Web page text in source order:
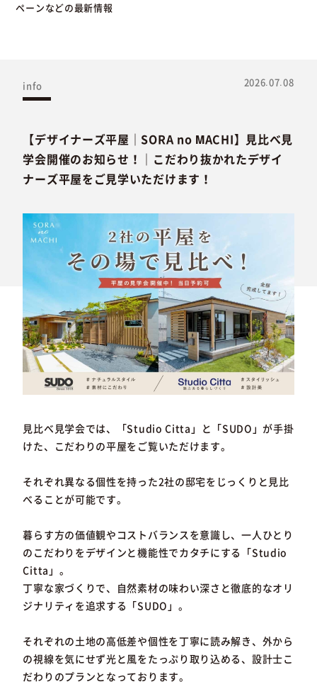
ペーンなどの最新情報
info 2026.07.08
【デザイナーズ平屋｜SORA no MACHI】見比べ見
学会開催のお知らせ！｜こだわり抜かれたデザイ
ナーズ平屋をご見学いただけます！
見比べ見学会では、「Studio Citta」と「SUDO」が手掛
けた、こだわりの平屋をご覧いただけます。
それぞれ異なる個性を持った2社の邸宅をじっくりと見比
べることが可能です。
暮らす方の価値観やコストバランスを意識し、一人ひとり
のこだわりをデザインと機能性でカタチにする「Studio
Citta」。
丁寧な家づくりで、自然素材の味わい深さと徹底的なオリ
ジナリティを追求する「SUDO」。
それぞれの土地の高低差や個性を丁寧に読み解き、外から
の視線を気にせず光と風をたっぷり取り込める、設計士こ
だわりのプランとなっております。